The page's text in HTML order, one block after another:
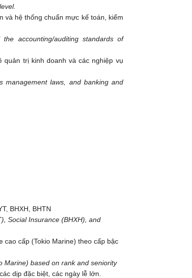
và hệ thống chuẩn mực kế toán, kiểm
accounting/auditing standards of
trị kinh doanh và các nghiệp vụ
management laws, and banking and
BHXH, BHTN
Social Insurance (BHXH), and
cao cấp (Tokio Marine) theo cấp bậc
Marine) based on rank and seniority
dịp đặc biệt, các ngày lễ lớn.